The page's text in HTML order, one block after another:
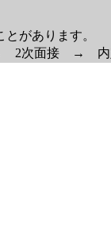
があります。
2次面接 → 内